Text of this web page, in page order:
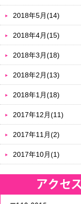
2018年5月(14)
2018年4月(15)
2018年3月(18)
2018年2月(13)
2018年1月(18)
2017年12月(11)
2017年11月(2)
2017年10月(1)